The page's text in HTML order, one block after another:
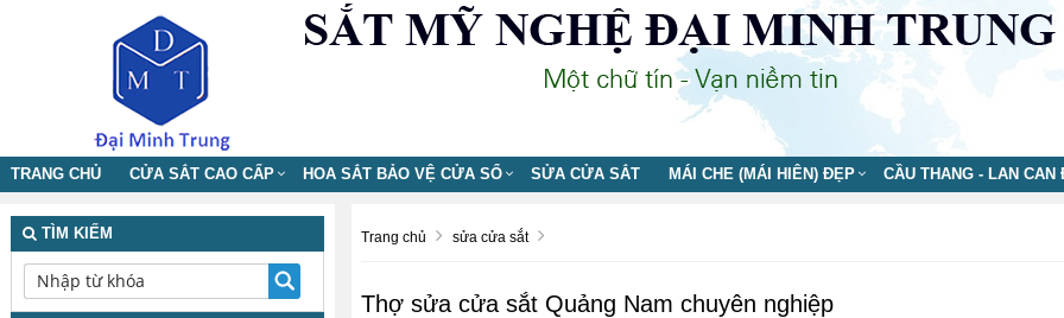
TRANG CHỦ CỬA SẮT CAO CẤP HOA SẮT BẢO VỆ CỬA SỔ SỬA CỬA SẮT MÁI CHE (MÁI HIÊN) ĐẸP CẦU THANG - LAN CAN
Trang chủ sửa cửa sắt
Thợ sửa cửa sắt Quảng Nam chuyên nghiệp
TÌM KIẾM